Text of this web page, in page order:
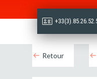
Retour